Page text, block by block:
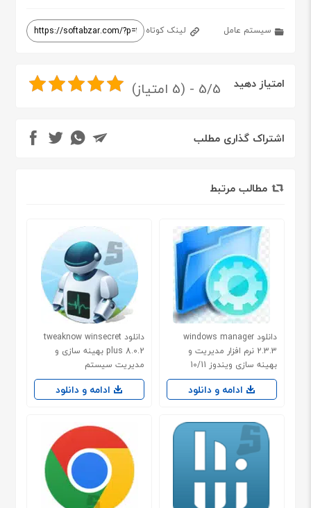
سیستم عامل لینک کوتاه
امتیاز دهید 5/5 - (5 امتیاز)
اشتراک گذاری مطلب
مطالب مرتبط
دانلود windows manager
2.3.3 نرم افزار مدیریت و
بهینه سازی ویندوز 10/11
ادامه و دانلود
دانلود tweaknow winsecret
plus 8.0.2 بهینه سازی و
مدیریت سیستم
ادامه و دانلود